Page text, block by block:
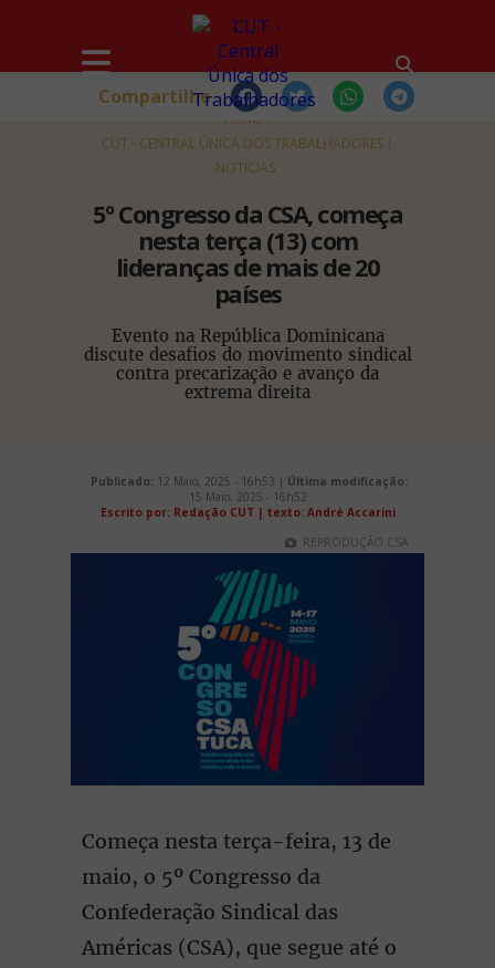
HOME
CUT - CENTRAL ÚNICA DOS TRABALHADORES
NOTÍCIAS
5º Congresso da CSA, começa
nesta terça (13) com
lideranças de mais de 20
países
Evento na República Dominicana
discute desafios do movimento sindical
contra precarização e avanço da
extrema direita
Compartilhe
Publicado: 12 Maio, 2025 - 16h53 | Última modificação:
15 Maio, 2025 - 16h52
Escrito por: Redação CUT | texto: André Accarini
REPRODUÇÃO CSA
Começa nesta terça-feira, 13 de
maio, o 5º Congresso da
Confederação Sindical das
Américas (CSA), que segue até o